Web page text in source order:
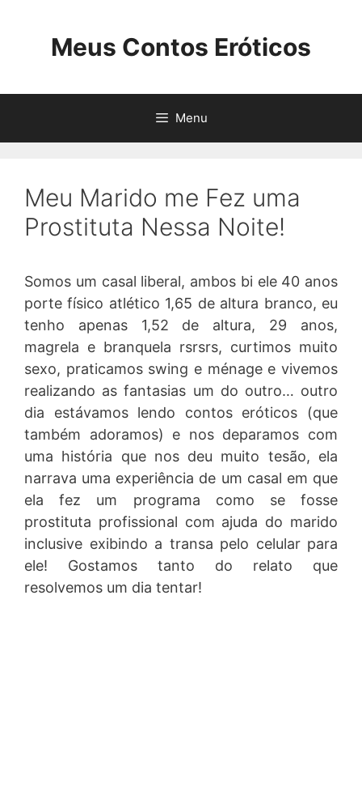
Meus Contos Eróticos
Menu
Meu Marido me Fez uma
Prostituta Nessa Noite!
Somos um casal liberal, ambos bi ele 40 anos
porte físico atlético 1,65 de altura branco, eu
tenho apenas 1,52 de altura, 29 anos,
magrela e branquela rsrsrs, curtimos muito
sexo, praticamos swing e ménage e vivemos
realizando as fantasias um do outro… outro
dia estávamos lendo contos eróticos (que
também adoramos) e nos deparamos com
uma história que nos deu muito tesão, ela
narrava uma experiência de um casal em que
ela fez um programa como se fosse
prostituta profissional com ajuda do marido
inclusive exibindo a transa pelo celular para
ele! Gostamos tanto do relato que
resolvemos um dia tentar!